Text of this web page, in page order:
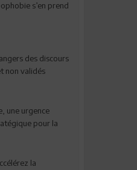
s’en prend
des discours
non validés
une urgence
pour la
la